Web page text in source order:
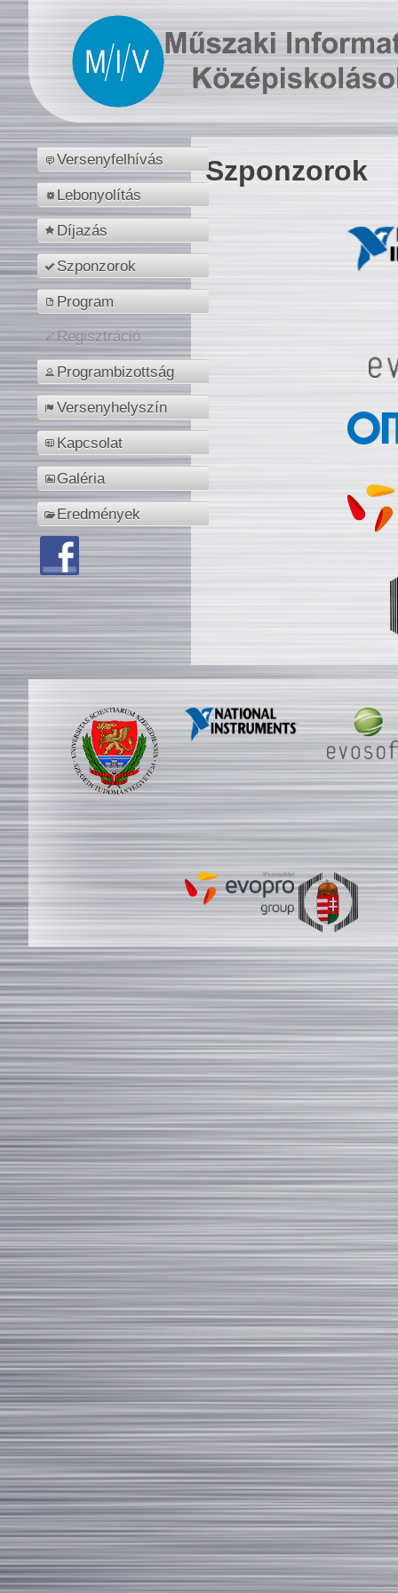
Versenyfelhívás
Lebonyolítás
Díjazás
Szponzorok
Program
Regisztráció
Programbizottság
Versenyhelyszín
Kapcsolat
Galéria
Eredmények
Szponzorok